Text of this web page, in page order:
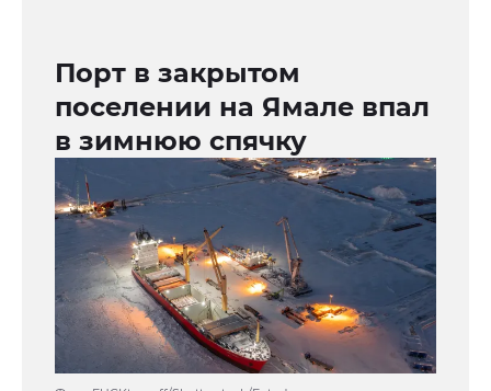
Порт в закрытом
поселении на Ямале впал
в зимнюю спячку